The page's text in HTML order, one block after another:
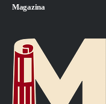
Magazina